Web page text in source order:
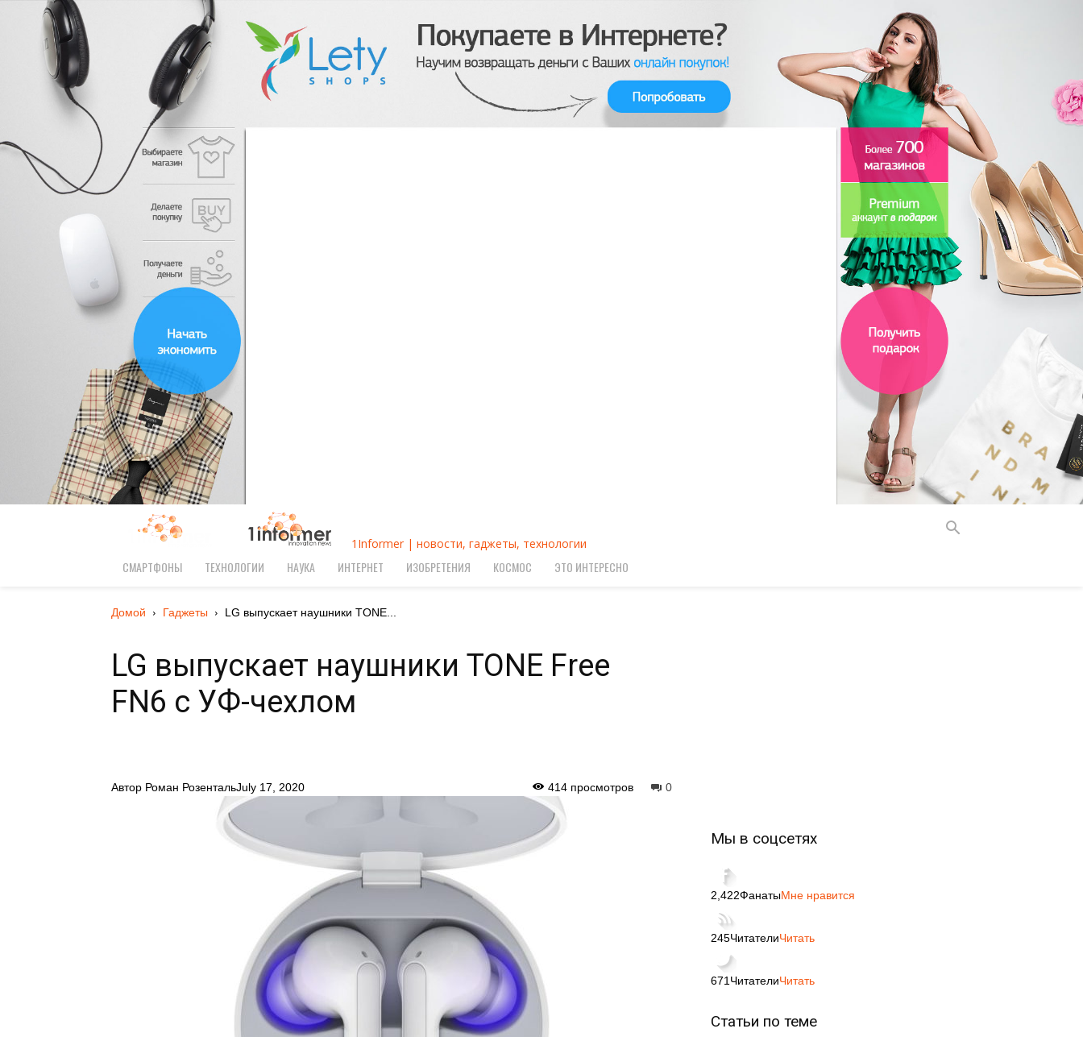
1Informer | новости, гаджеты, технологии
СМАРТФОНЫ ТЕХНОЛОГИИ НАУКА ИНТЕРНЕТ ИЗОБРЕТЕНИЯ КОСМОС ЭТО ИНТЕРЕСНО
Домой Гаджеты LG выпускает наушники TONE...
LG выпускает наушники TONE Free
FN6 с УФ-чехлом
Автор Роман РозентальJuly 17, 2020 0
414 просмотров
Мы в соцсетях
2,422ФанатыМне нравится
245ЧитателиЧитать
671 ЧитателиЧитать
Статьи по теме